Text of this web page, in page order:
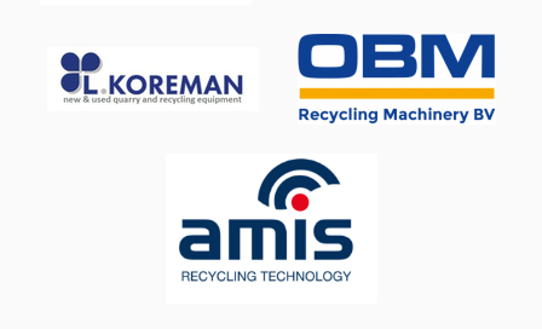
meloengeel Machine op voorraad en direct leverbaar Prijs
en verdere informatie op aanvraag